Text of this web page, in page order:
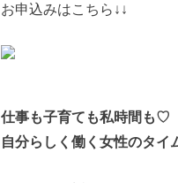
お申込みはこちら↓↓
仕事も子育ても私時間も♡
自分らしく働く女性のタイ